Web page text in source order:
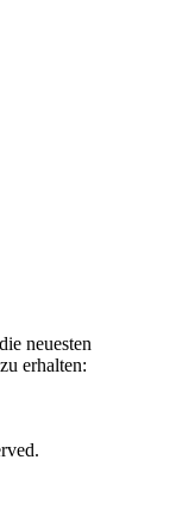
neuesten
erhalten: